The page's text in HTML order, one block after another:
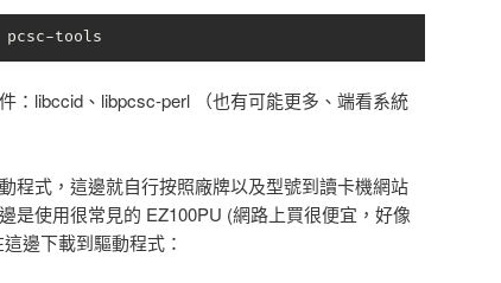
tools
：libccid、libpcsc-perl （也有可能更多、端看系統
程式，這邊就自行按照廠牌以及型號到讀卡機網站
是使用很常見的 EZ100PU (網路上買很便宜，好像
邊下載到驅動程式：